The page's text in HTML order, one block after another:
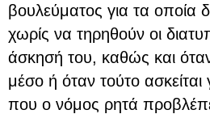
βουλεύματος για τα οποία
χωρίς να τηρηθούν οι
άσκησή του, καθώς και
μέσο ή όταν τούτο
που ο νόμος ρητά